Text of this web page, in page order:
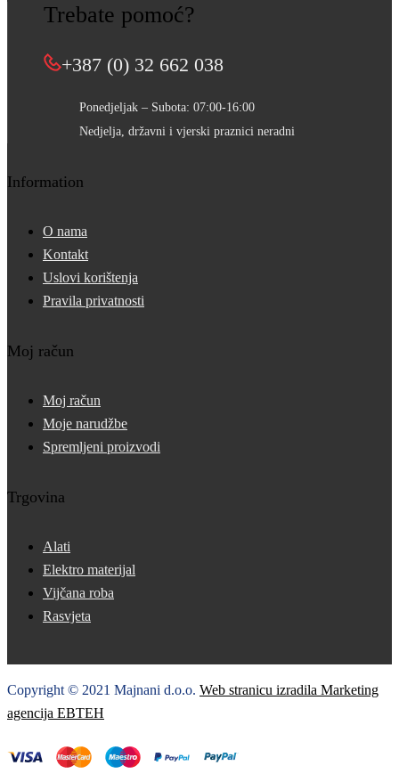
Trebate pomoć?
+387 (0) 32 662 038
Ponedjeljak – Subota: 07:00-16:00
Nedjelja, državni i vjerski praznici neradni
Information
O nama
Kontakt
Uslovi korištenja
Pravila privatnosti
Moj račun
Moj račun
Moje narudžbe
Spremljeni proizvodi
Trgovina
Alati
Elektro materijal
Vijčana roba
Rasvjeta
Copyright © 2021 Majnani d.o.o. Web stranicu izradila Marketing
agencija EBTEH